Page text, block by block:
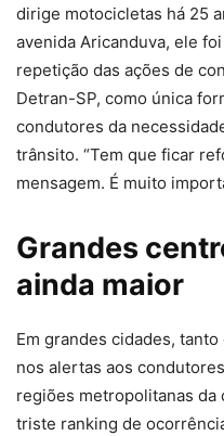
dirige motocicletas há 25
avenida Aricanduva, ele
repetição das ações de
Detran-SP, como única
condutores da
trânsito. “Tem que ficar
mensagem. É muito
Grandes
ainda maior
Em grandes cidades,
nos alertas aos
regiões metropolitanas da
triste ranking de